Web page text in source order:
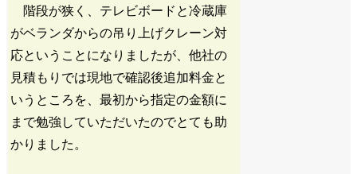
階段が狭く、テレビボードと冷蔵庫
がベランダからの吊り上げクレーン対
応ということになりましたが、他社の
見積もりでは現地で確認後追加料金と
いうところを、最初から指定の金額に
まで勉強していただいたのでとても助
かりました。